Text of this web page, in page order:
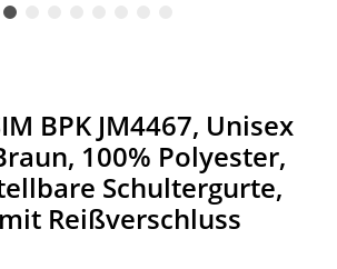
BPK JM4467, Unisex
100% Polyester,
Schultergurte,
Reißverschluss